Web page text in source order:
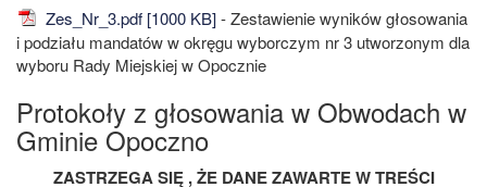
Zes_Nr_3.pdf [1000 KB]- Zestawienie wyników głosowania
i podziału mandatów w okręgu wyborczym nr 3 utworzonym dla
wyboru Rady Miejskiej w Opocznie
Protokoły z głosowania w Obwodach w
Gminie Opoczno
ZASTRZEGA SIĘ , ŻE DANE ZAWARTE W TREŚCI